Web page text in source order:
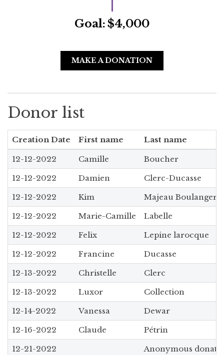
Goal:$4,000
MAKE A DONATION
Donor list
Creation Date First name Last name
12-12-2022 Camille
Boucher
12-12-2022
Damien
Clerc-Ducasse
12-12-2022
Kim
Majeau Boulanger
12-12-2022
Marie-Camille
Labelle
12-12-2022
Felix
Lepine larocque
12-12-2022
Francine
Ducasse
12-13-2022
Christelle
Clerc
12-13-2022
Luxor
Collection
12-14-2022
Vanessa
Dewar
12-16-2022
Claude
Pétrin
12-21-2022
Anonymous